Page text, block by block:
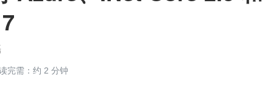
完需：约 2 分钟